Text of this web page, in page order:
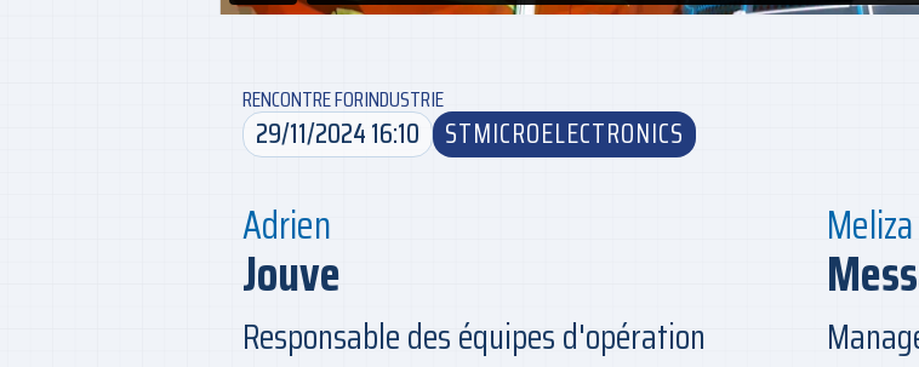
RENCONTRE FORINDUSTRIE
29/11/2024 16:10 STMICROELECTRONICS
Adrien
Jouve
Responsable des équipes d'opération
Meliza